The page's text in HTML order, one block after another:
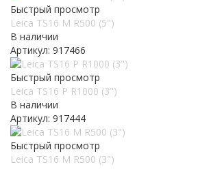
Быстрый просмотр
Leica TS16 M R500 (5")
В наличии
Артикул: 917466
Быстрый просмотр
Leica TS16 P R1000 (3")
В наличии
Артикул: 917444
Быстрый просмотр
Leica TS16 M R500 (3")